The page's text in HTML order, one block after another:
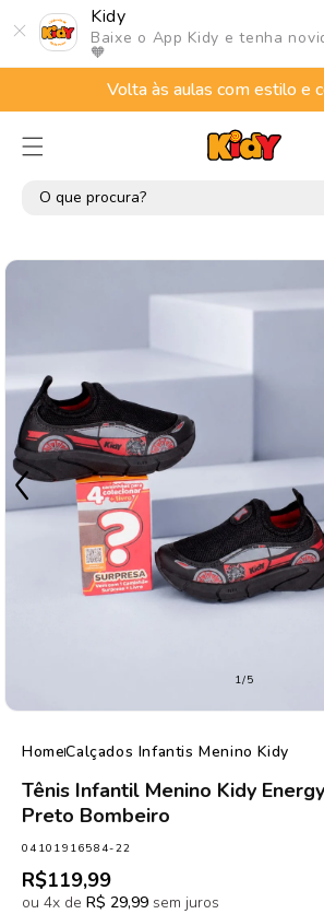
Kidy
Baixe o App Kidy e tenha
🧡
para o
conteúdo
Volta às aulas com estilo e
1/de
5
HomeCalçados Infantis Menino Kidy
Tênis Infantil Menino Kidy
Preto Bombeiro
SKU:
04101916584-22
Preço
normal
R$119,99
ou 4x de R$ 29,99 sem juros